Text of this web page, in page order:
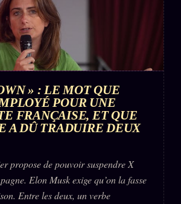
» : LE MOT QUE
POUR UNE
FRANÇAISE, ET QUE
A DÛ TRADUIRE DEUX
propose de pouvoir suspendre X
Elon Musk exige qu’on la fasse
Entre les deux, un verbe